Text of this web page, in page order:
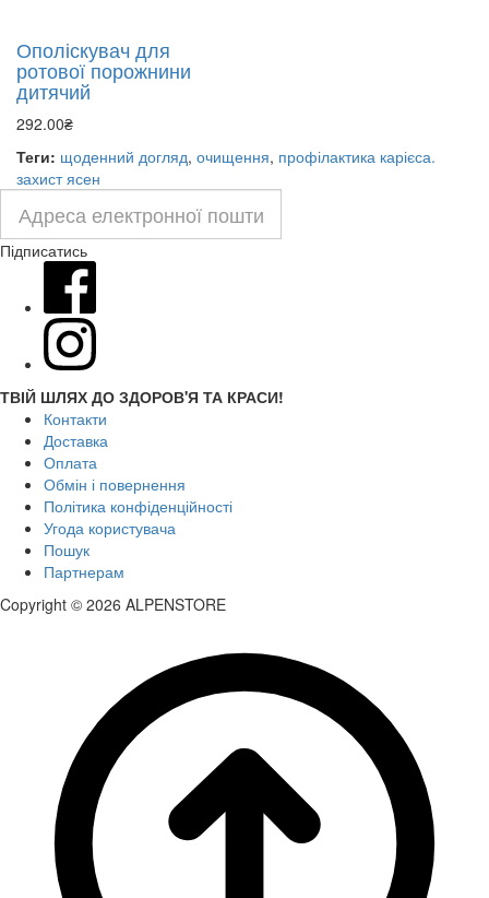
Ополіскувач для
ротової порожнини
дитячий
292.00₴
Теги: щоденний догляд, очищення, профілактика карієса.
захист ясен
Підписатись
ТВІЙ ШЛЯХ ДО ЗДОРОВ'Я ТА КРАСИ!
Контакти
Доставка
Оплата
Обмін і повернення
Політика конфіденційності
Угода користувача
Пошук
Партнерам
Copyright © 2026 ALPENSTORE